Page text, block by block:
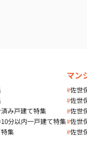
み戸建て特集
分以内一戸建て特集
集
マン
#佐世
#佐世
#佐世
#佐世
#佐世